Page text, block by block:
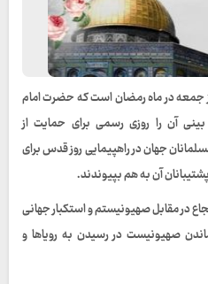
جمعه در ماه رمضان است که حضرت امام
آن را روزی رسمی برای حمایت از
جهان در راهپیمایی روز قدس برای
آن به هم بپیوندند.
در مقابل صهیونیستم و استکبار جهانی
صهیونیست در رسیدن به رویاها و